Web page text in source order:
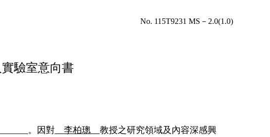
No. 115T9231 MS－2.0(1.0)
驗室意向書
。因對李柏璁 教授之研究領域及內容深感興